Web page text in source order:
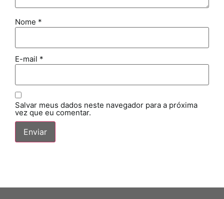
Nome *
E-mail *
Salvar meus dados neste navegador para a próxima
vez que eu comentar.